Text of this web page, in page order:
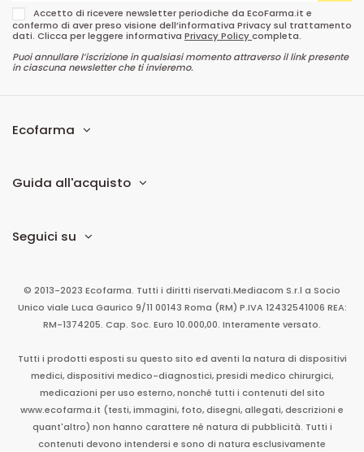
Accetto di ricevere newsletter periodiche da EcoFarma.it e
confermo di aver preso visione dell’informativa Privacy sul trattamento
dati. Clicca per leggere informativa Privacy Policycompleta.
Puoi annullare l’iscrizione in qualsiasi momento attraverso il link presente
in ciascuna newsletter che ti invieremo.
Ecofarma
Guida all'acquisto
Seguici su
© 2013-2023 Ecofarma. Tutti i diritti riservati.Mediacom S.r.l a Socio
Unico viale Luca Gaurico 9/11 00143 Roma (RM) P.IVA 12432541006 REA:
RM-1374205. Cap. Soc. Euro 10.000,00. Interamente versato.
Tutti i prodotti esposti su questo sito ed aventi la natura di dispositivi
medici, dispositivi medico-diagnostici, presidi medico chirurgici,
medicazioni per uso esterno, nonché tutti i contenuti del sito
www.ecofarma.it (testi, immagini, foto, disegni, allegati, descrizioni e
quant'altro) non hanno carattere né natura di pubblicità. Tutti i
contenuti devono intendersi e sono di natura esclusivamente